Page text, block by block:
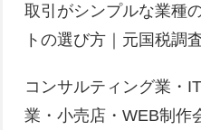
取引がシンプルな業種
トの選び方｜元国税調
コンサルティング業・
業・小売店・WEB制作